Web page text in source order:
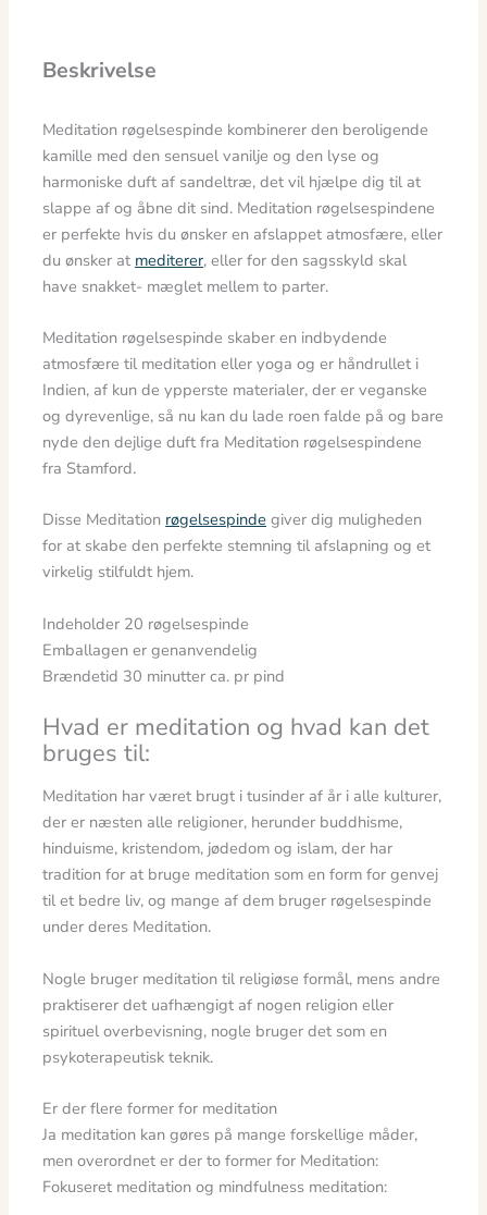
Beskrivelse
Meditation røgelsespinde kombinerer den beroligende
kamille med den sensuel vanilje og den lyse og
harmoniske duft af sandeltræ, det vil hjælpe dig til at
slappe af og åbne dit sind. Meditation røgelsespindene
er perfekte hvis du ønsker en afslappet atmosfære, eller
du ønsker at mediterer, eller for den sagsskyld skal
have snakket- mæglet mellem to parter.
Meditation røgelsespinde skaber en indbydende
atmosfære til meditation eller yoga og er håndrullet i
Indien, af kun de ypperste materialer, der er veganske
og dyrevenlige, så nu kan du lade roen falde på og bare
nyde den dejlige duft fra Meditation røgelsespindene
fra Stamford.
Disse Meditation røgelsespinde giver dig muligheden
for at skabe den perfekte stemning til afslapning og et
virkelig stilfuldt hjem.
Indeholder 20 røgelsespinde
Emballagen er genanvendelig
Brændetid 30 minutter ca. pr pind
Hvad er meditation og hvad kan det
bruges til:
Meditation har været brugt i tusinder af år i alle kulturer,
der er næsten alle religioner, herunder buddhisme,
hinduisme, kristendom, jødedom og islam, der har
tradition for at bruge meditation som en form for genvej
til et bedre liv, og mange af dem bruger røgelsespinde
under deres Meditation.
Nogle bruger meditation til religiøse formål, mens andre
praktiserer det uafhængigt af nogen religion eller
spirituel overbevisning, nogle bruger det som en
psykoterapeutisk teknik.
Er der flere former for meditation
Ja meditation kan gøres på mange forskellige måder,
men overordnet er der to former for Meditation:
Fokuseret meditation og mindfulness meditation: